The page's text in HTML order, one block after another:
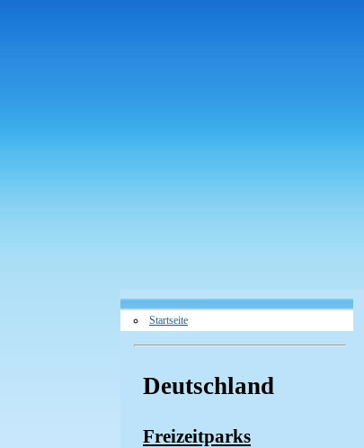
Startseite
Deutschland
Freizeitparks